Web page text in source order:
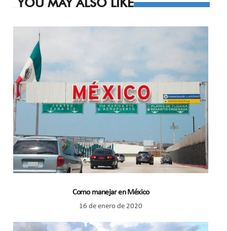
Como manejar en México
16 de enero de 2020